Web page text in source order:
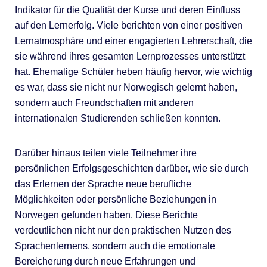
Indikator für die Qualität der Kurse und deren Einfluss
auf den Lernerfolg. Viele berichten von einer positiven
Lernatmosphäre und einer engagierten Lehrerschaft, die
sie während ihres gesamten Lernprozesses unterstützt
hat. Ehemalige Schüler heben häufig hervor, wie wichtig
es war, dass sie nicht nur Norwegisch gelernt haben,
sondern auch Freundschaften mit anderen
internationalen Studierenden schließen konnten.
Darüber hinaus teilen viele Teilnehmer ihre
persönlichen Erfolgsgeschichten darüber, wie sie durch
das Erlernen der Sprache neue berufliche
Möglichkeiten oder persönliche Beziehungen in
Norwegen gefunden haben. Diese Berichte
verdeutlichen nicht nur den praktischen Nutzen des
Sprachenlernens, sondern auch die emotionale
Bereicherung durch neue Erfahrungen und